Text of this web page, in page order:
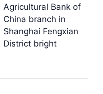
Agricultural Bank of
China branch in
Shanghai Fengxian
District bright